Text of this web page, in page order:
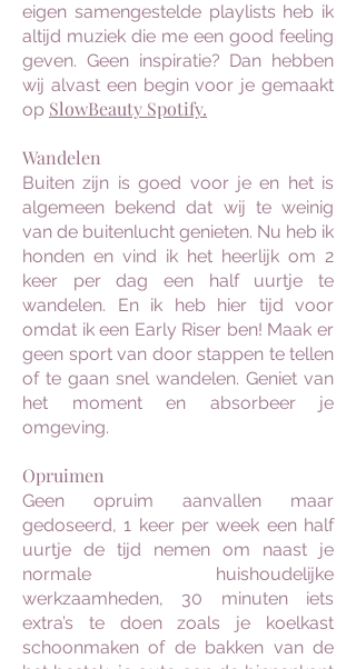
eigen samengestelde playlists heb ik
altijd muziek die me een good feeling
geven. Geen inspiratie? Dan hebben
wij alvast een begin voor je gemaakt
op SlowBeauty Spotify.
Wandelen
Buiten zijn is goed voor je en het is
algemeen bekend dat wij te weinig
van de buitenlucht genieten. Nu heb ik
honden en vind ik het heerlijk om 2
keer per dag een half uurtje te
wandelen. En ik heb hier tijd voor
omdat ik een Early Riser ben! Maak er
geen sport van door stappen te tellen
of te gaan snel wandelen. Geniet van
het moment en absorbeer je
omgeving.
Opruimen
Geen opruim aanvallen maar
gedoseerd, 1 keer per week een half
uurtje de tijd nemen om naast je
normale huishoudelijke
werkzaamheden, 30 minuten iets
extra’s te doen zoals je koelkast
schoonmaken of de bakken van de